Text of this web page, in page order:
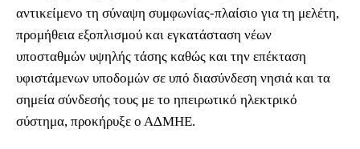
αντικείμενο τη σύναψη συμφωνίας-πλαίσιο για τη μελέτη,
προμήθεια εξοπλισμού και εγκατάσταση νέων
υποσταθμών υψηλής τάσης καθώς και την επέκταση
υφιστάμενων υποδομών σε υπό διασύνδεση νησιά και τα
σημεία σύνδεσής τους με το ηπειρωτικό ηλεκτρικό
σύστημα, προκήρυξε ο ΑΔΜΗΕ.